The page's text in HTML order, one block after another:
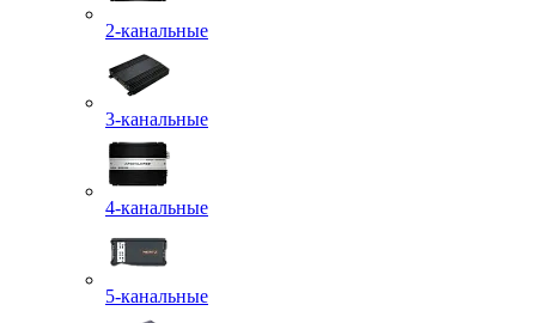
2-канальные
3-канальные
4-канальные
5-канальные